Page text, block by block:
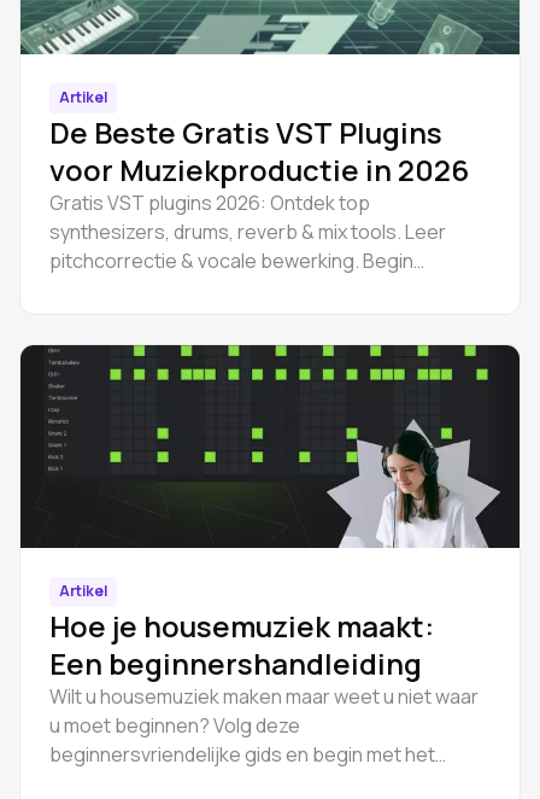
Artikel
De Beste Gratis VST Plugins
voor Muziekproductie in 2026
Gratis VST plugins 2026: Ontdek top
synthesizers, drums, reverb & mix tools. Leer
pitchcorrectie & vocale bewerking. Begin
Artikel
Hoe je housemuziek maakt:
Een beginnershandleiding
Wilt u housemuziek maken maar weet u niet waar
u moet beginnen? Volg deze
beginnersvriendelijke gids en begin met het